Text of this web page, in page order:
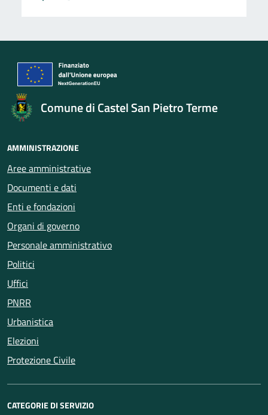
Comune di Castel San Pietro Terme
AMMINISTRAZIONE
Aree amministrative
Documenti e dati
Enti e fondazioni
Organi di governo
Personale amministrativo
Politici
Uffici
PNRR
Urbanistica
Elezioni
Protezione Civile
CATEGORIE DI SERVIZIO